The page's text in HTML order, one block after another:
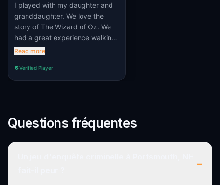
I played with my daughter and
granddaughter. We love the
story of The Wizard of Oz. We
had a great experience walking
around the streets of
clues!
Read more
Verified Player
Questions fréquentes
–